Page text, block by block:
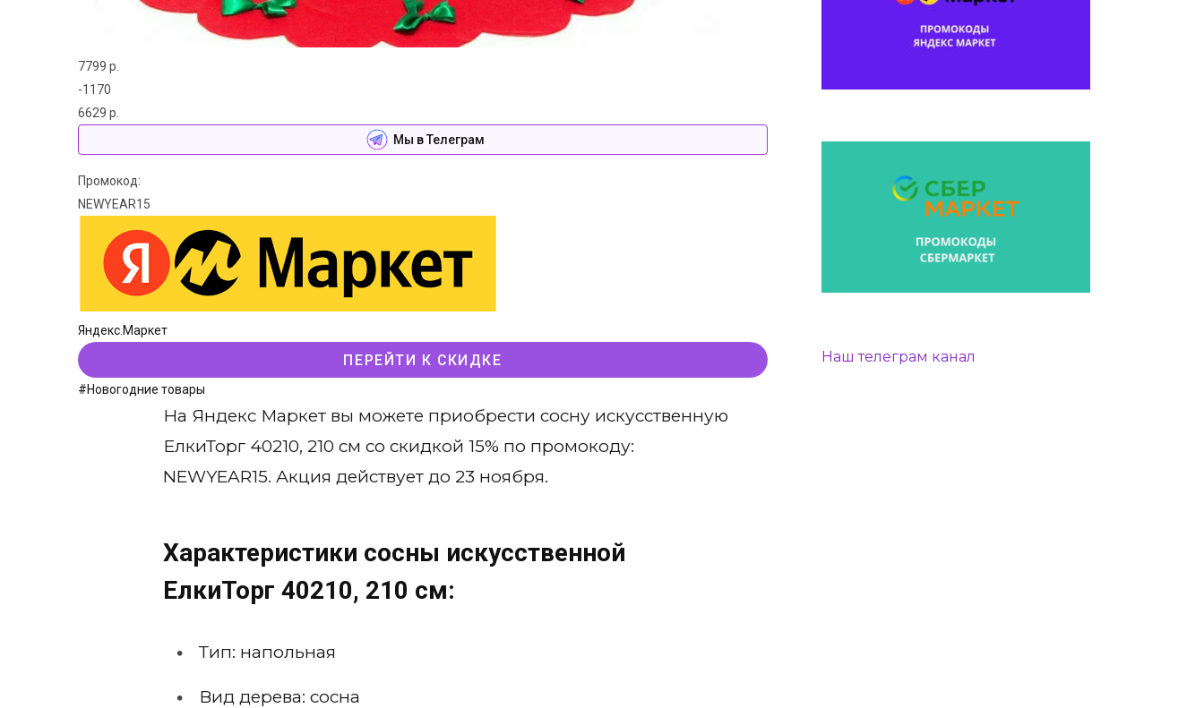
7799 р.
-1170
6629 р.
Мы в Телеграм
Промокод:
NEWYEAR15
Яндекс.Маркет
ПЕРЕЙТИ К СКИДКЕ
#Новогодние товары
На Яндекс Маркет вы можете приобрести сосну искусственную
ЕлкиТорг 40210, 210 см со скидкой 15% по промокоду:
NEWYEAR15. Акция действует до 23 ноября.
Характеристики сосны искусственной
ЕлкиТорг 40210, 210 см:
Тип: напольная
Вид дерева: сосна
Наш телеграм канал